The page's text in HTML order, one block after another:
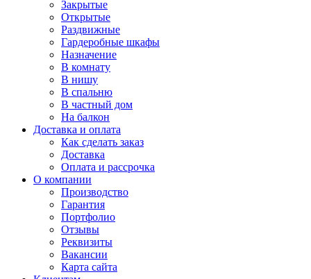
Закрытые
Открытые
Раздвижные
Гардеробные шкафы
Назначение
В комнату
В нишу
В спальню
В частный дом
На балкон
Доставка и оплата
Как сделать заказ
Доставка
Оплата и рассрочка
О компании
Производство
Гарантия
Портфолио
Отзывы
Реквизиты
Вакансии
Карта сайта